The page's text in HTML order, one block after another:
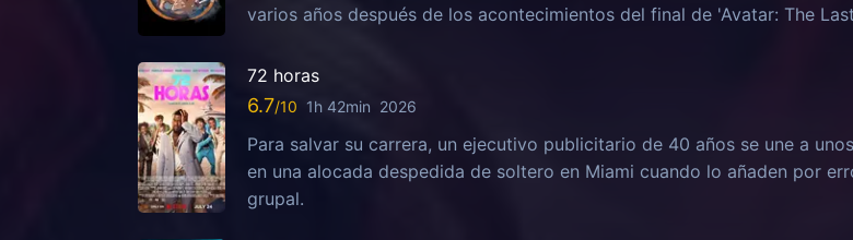
varios años después de los acontecimientos del final de 'Avatar: The
72 horas
6.7 1h 42min 2026
Para salvar su carrera, un ejecutivo publicitario de 40 años se une a
en una alocada despedida de soltero en Miami cuando lo añaden por
grupal.